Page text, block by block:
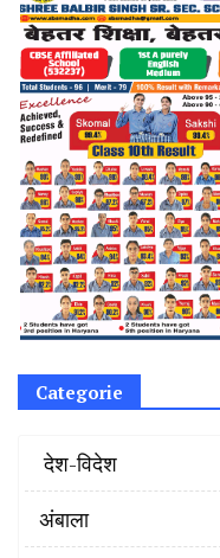
Categorie
‌ देश-विदेश
अंबाला